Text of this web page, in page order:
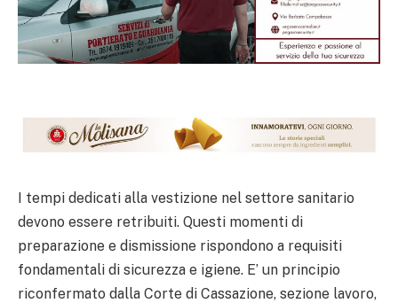
I tempi dedicati alla vestizione nel settore sanitario
devono essere retribuiti. Questi momenti di
preparazione e dismissione rispondono a requisiti
fondamentali di sicurezza e igiene. E’ un principio
riconfermato dalla Corte di Cassazione, sezione lavoro,